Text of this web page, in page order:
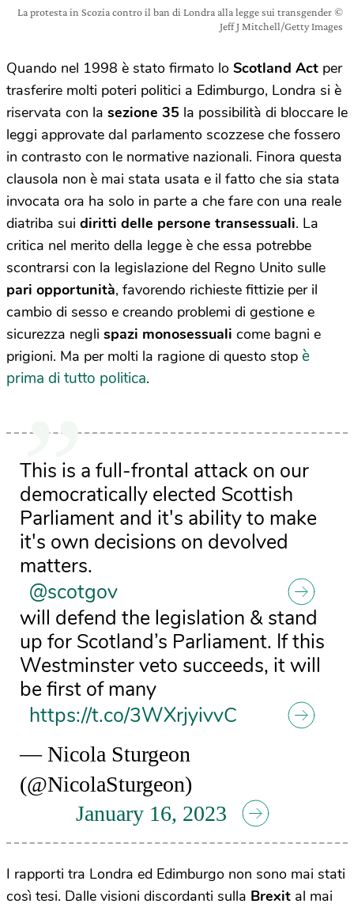
La protesta in Scozia contro il ban di Londra alla legge sui transgender ©
Jeff J Mitchell/Getty Images
Quando nel 1998 è stato firmato lo Scotland Act per
trasferire molti poteri politici a Edimburgo, Londra si è
riservata con la sezione 35 la possibilità di bloccare le
leggi approvate dal parlamento scozzese che fossero
in contrasto con le normative nazionali. Finora questa
clausola non è mai stata usata e il fatto che sia stata
invocata ora ha solo in parte a che fare con una reale
diatriba sui diritti delle persone transessuali. La
critica nel merito della legge è che essa potrebbe
scontrarsi con la legislazione del Regno Unito sulle
pari opportunità, favorendo richieste fittizie per il
cambio di sesso e creando problemi di gestione e
sicurezza negli spazi monosessuali come bagni e
prigioni. Ma per molti la ragione di questo stop è
prima di tutto politica.
This is a full-frontal attack on our
democratically elected Scottish
Parliament and it's ability to make
it's own decisions on devolved
matters.
@scotgov
will defend the legislation & stand
up for Scotland’s Parliament. If this
Westminster veto succeeds, it will
be first of many
https://t.co/3WXrjyivvC
— Nicola Sturgeon
(@NicolaSturgeon)
January 16, 2023
I rapporti tra Londra ed Edimburgo non sono mai stati
così tesi. Dalle visioni discordanti sulla Brexit al mai